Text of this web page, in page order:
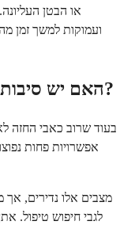
או הבטן
ועמוקות למשך זמן
האם יש סיבות חמורות יותר שיש לקחת בחשבון?
בעוד שרוב כאבי החזה
אפשרויות פחות
מצבים אלו נדירים,
לגבי חיפוש טיפול.